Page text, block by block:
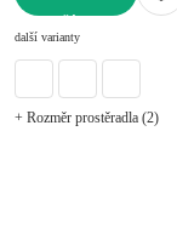
další varianty
+ Rozměr prostěradla (2)